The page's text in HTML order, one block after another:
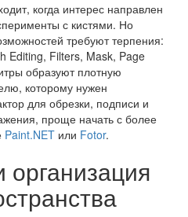
когда интерес направлен
с кистями. Но
требуют терпения:
Editing, Filters, Mask, Page
образуют плотную
которому нужен
для обрезки, подписи и
проще начать с более
Paint.NET или Fotor.